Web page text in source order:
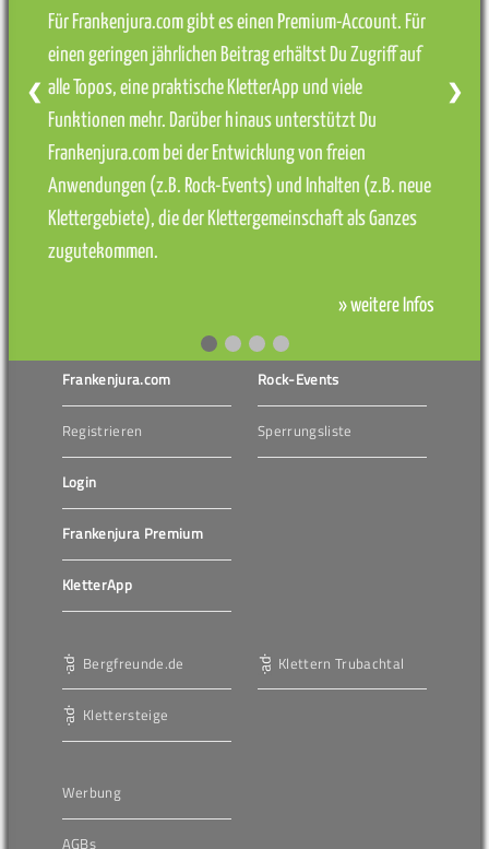
Für Frankenjura.com gibt es einen Premium-Account. Für
einen geringen jährlichen Beitrag erhältst Du Zugriff auf
alle Topos, eine praktische KletterApp und viele
Funktionen mehr. Darüber hinaus unterstützt Du
Frankenjura.com bei der Entwicklung von freien
Anwendungen (z.B. Rock-Events) und Inhalten (z.B. neue
Klettergebiete), die der Klettergemeinschaft als Ganzes
zugutekommen.
» weitere Infos
❮ ❯
Frankenjura.com
Registrieren
Login
Frankenjura Premium
KletterApp
Rock-Events
Sperrungsliste
Bergfreunde.de
Klettersteige
Klettern Trubachtal
Werbung
AGBs